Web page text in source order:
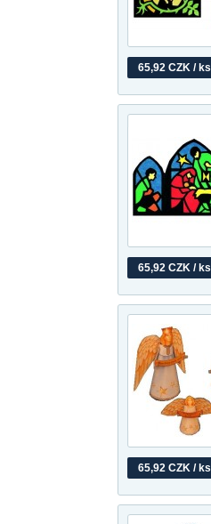
65,92 CZK / ks
65,92 CZK / ks
65,92 CZK / ks